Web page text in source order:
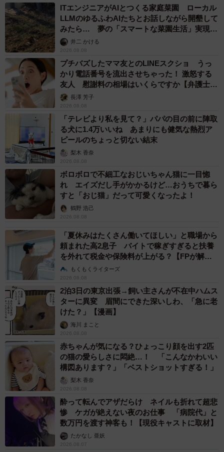
ITエンジニアがAIとつくる家庭菜園 ローカル
LLMのゆるふわAIたちとお話しながら開墾して
みたら… 夢の「スマートな菜園生活」実現な
るか井二 かける
2026.08.08
プチバズしたママ友とのLINEスクショ うっ
かり電話番号を流出させちゃった！ 激怒する
友人 慰謝料の相場はいくらですか【弁護士が
解説】長澤 芳子
2026.08.08
「テレビより私を見て？」パパの目の前に陣取
る犬に1.4万いいね あまりにも健気な熱烈ア
ピールのちょっと切ない結末
梨木 香奈
2026.08.08
ボロボロで不細工なおじいちゃん猫に一目惚
れ エイズだし手がかかるけど…おうちで暮ら
すと「おじ猫」だって可愛くなったよ！
鶴野 浩己
2026.08.08
「夏休みはたくさん働いてほしい」と職場から
頼まれた高2息子 バイトで稼ぎすぎると扶養
を外れて税金や保険料が上がる？【FPが解
説】もくもくライターズ
2026.08.08
2泊3日の東京出張→飼い主さんが不在中ハムス
ターに異変 眉間にできた深いしわ、「急に老
けた？」【漫画】
海川 まこと
2026.08.08
赤ちゃんが気になる？ひょっこり顔を出す2匹
の猫の愛らしさに悶絶…！ 「こんなかわいい
構図あります？」「ベストショットすぎる！」
梨木 香奈
2026.08.08
酔って転んでアザだらけ ネイルも折れて超悲
惨 ケガが絶えない夜のお仕事 「病院代」と
数万円を渡す神客も！【現役キャストに取材】
たかなし 亜妖
2026.08.07